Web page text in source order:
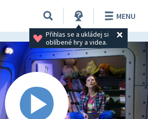
Přihlas se a ukládej si
oblíbené hry a videa.
MENU